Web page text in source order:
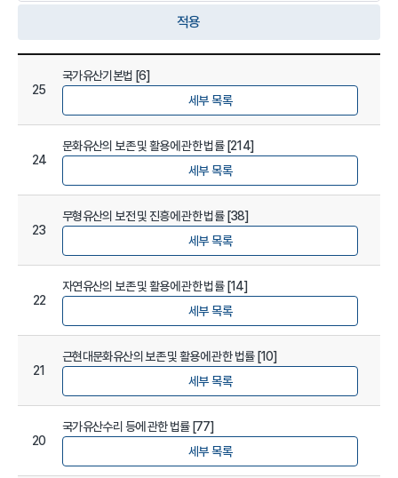
적용
법규정보 관리 목록
25
국가유산기본법 [6]
세부 목록
24
문화유산의 보존 및 활용에 관한 법률 [214]
세부 목록
23
무형유산의 보전 및 진흥에 관한 법률 [38]
세부 목록
22
자연유산의 보존 및 활용에 관한 법률 [14]
세부 목록
21
근현대문화유산의 보존 및 활용에 관한 법률 [10]
세부 목록
20
국가유산수리 등에 관한 법률 [77]
세부 목록